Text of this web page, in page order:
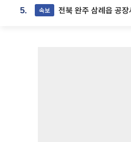
5. 속보 전북 완주 삼례읍 공